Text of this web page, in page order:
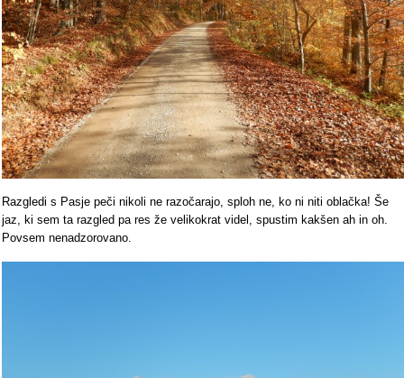
Razgledi s Pasje peči nikoli ne razočarajo, sploh ne, ko ni niti oblačka! Še
jaz, ki sem ta razgled pa res že velikokrat videl, spustim kakšen ah in oh.
Povsem nenadzorovano.